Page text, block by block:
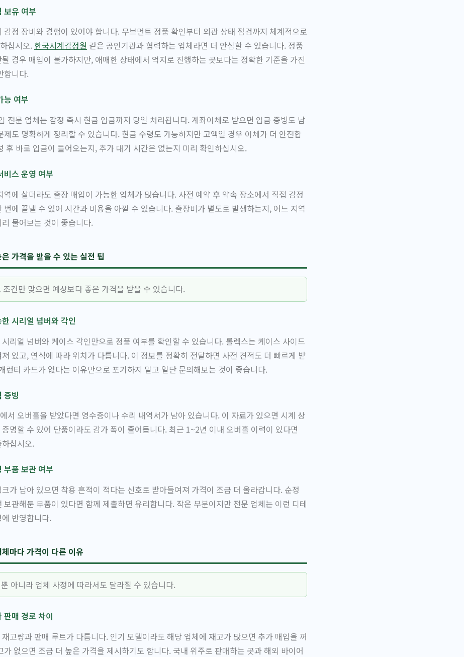
보유 여부
감정 장비와 경험이 있어야 합니다. 무브먼트 정품 확인부터 외관 상태 점검까지 체계적으로
십시오. 한국시계감정원 같은 공인기관과 협력하는 업체라면 더 안심할 수 있습니다. 정품
경우 매입이 불가하지만, 애매한 상태에서 억지로 진행하는 곳보다는 정확한 기준을 가진
합니다.
능 여부
전문 업체는 감정 즉시 현금 입금까지 당일 처리됩니다. 계좌이체로 받으면 입금 증빙도 남
제도 명확하게 정리할 수 있습니다. 현금 수령도 가능하지만 고액일 경우 이체가 더 안전합
후 바로 입금이 들어오는지, 추가 대기 시간은 없는지 미리 확인하십시오.
비스 운영 여부
역에 살더라도 출장 매입이 가능한 업체가 많습니다. 사전 예약 후 약속 장소에서 직접 감정
번에 끝낼 수 있어 시간과 비용을 아낄 수 있습니다. 출장비가 별도로 발생하는지, 어느 지역
물어보는 것이 좋습니다.
가격을 받을 수 있는 실전 팁
조건만 맞으면 예상보다 좋은 가격을 받을 수 있습니다.
시리얼 넘버와 각인
리얼 넘버와 케이스 각인만으로 정품 여부를 확인할 수 있습니다. 롤렉스는 케이스 사이드
있고, 연식에 따라 위치가 다릅니다. 이 정보를 정확히 전달하면 사전 견적도 더 빠르게 받
런티 카드가 없다는 이유만으로 포기하지 말고 일단 문의해보는 것이 좋습니다.
증빙
서 오버홀을 받았다면 영수증이나 수리 내역서가 남아 있습니다. 이 자료가 있으면 시계 상
명할 수 있어 단품이라도 감가 폭이 줄어듭니다. 최근 1~2년 이내 오버홀 이력이 있다면
십시오.
부품 보관 여부
가 남아 있으면 착용 흔적이 적다는 신호로 받아들여져 가격이 조금 더 올라갑니다. 순정
보관해둔 부품이 있다면 함께 제출하면 유리합니다. 작은 부분이지만 전문 업체는 이런 디테
반영합니다.
마다 가격이 다른 이유
아니라 업체 사정에 따라서도 달라질 수 있습니다.
판매 경로 차이
고량과 판매 루트가 다릅니다. 인기 모델이라도 해당 업체에 재고가 많으면 추가 매입을 꺼
가 없으면 조금 더 높은 가격을 제시하기도 합니다. 국내 위주로 판매하는 곳과 해외 바이어